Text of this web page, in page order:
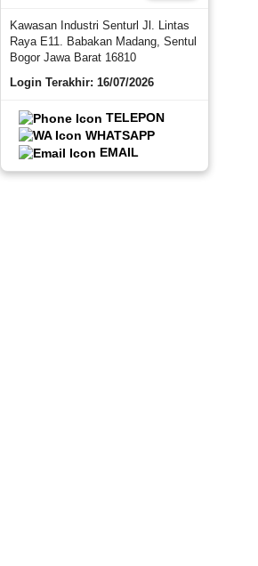
Kawasan Industri Senturl Jl. Lintas
Raya E11. Babakan Madang, Sentul
Bogor Jawa Barat 16810
Login Terakhir: 16/07/2026
TELEPON
WHATSAPP
EMAIL